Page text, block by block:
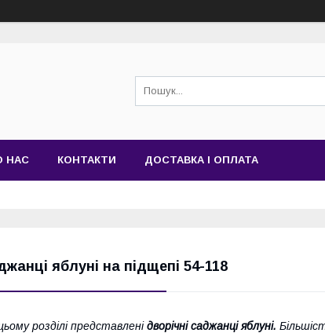
НАС КОНТАКТИ ДОСТАВКА І ОПЛАТА
яблуні на підщепі 54-118
розділі представленідворічні саджанці яблуні.